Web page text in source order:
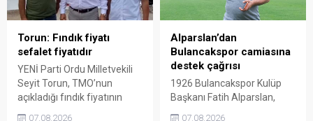
gündeme getiren Sarı,
Giresun milletvekillerini açık
ve net bir cevap vermeye
çağırdı.
koruduğunu savundu.
Torun: Fındık fiyatı
sefalet fiyatıdır
YENİ Parti Ordu Milletvekili
Seyit Torun, TMO’nun
açıkladığı fındık fiyatının
07.08.2026
Alparslan’dan
Bulancakspor camiasına
destek çağrısı
1926 Bulancakspor Kulüp
Başkanı Fatih Alparslan,
07.08.2026